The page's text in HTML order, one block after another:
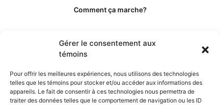
Gérer le consentement aux
témoins
Pour offrir les meilleures expériences, nous utilisons des technologies
telles que les témoins pour stocker et/ou accéder aux informations des
appareils. Le fait de consentir à ces technologies nous permettra de
traiter des données telles que le comportement de navigation ou les ID
Comment ça marche?
Les éditeurs